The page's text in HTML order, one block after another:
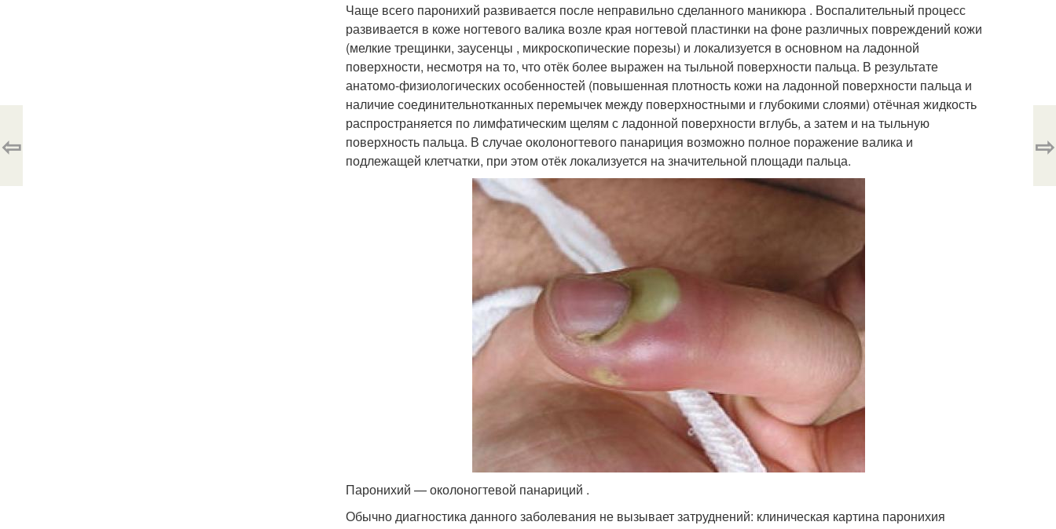
Чаще всего паронихий развивается после неправильно сделанного маникюра . Воспалительный процесс
развивается в коже ногтевого валика возле края ногтевой пластинки на фоне различных повреждений кожи
(мелкие трещинки, заусенцы , микроскопические порезы) и локализуется в основном на ладонной
поверхности, несмотря на то, что отёк более выражен на тыльной поверхности пальца. В результате
анатомо-физиологических особенностей (повышенная плотность кожи на ладонной поверхности пальца и
наличие соединительнотканных перемычек между поверхностными и глубокими слоями) отёчная жидкость
распространяется по лимфатическим щелям с ладонной поверхности вглубь, а затем и на тыльную
поверхность пальца. В случае околоногтевого панариция возможно полное поражение валика и
подлежащей клетчатки, при этом отёк локализуется на значительной площади пальца.
Паронихий — околоногтевой панариций .
Обычно диагностика данного заболевания не вызывает затруднений: клиническая картина паронихия
⇦ ⇨